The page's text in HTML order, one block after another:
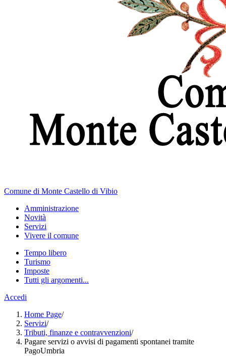
Comune di Monte Castello di Vibio
Amministrazione
Novità
Servizi
Vivere il comune
Tempo libero
Turismo
Imposte
Tutti gli argomenti...
Accedi
Home Page/
Servizi/
Tributi, finanze e contravvenzioni/
Pagare servizi o avvisi di pagamenti spontanei tramite
PagoUmbria